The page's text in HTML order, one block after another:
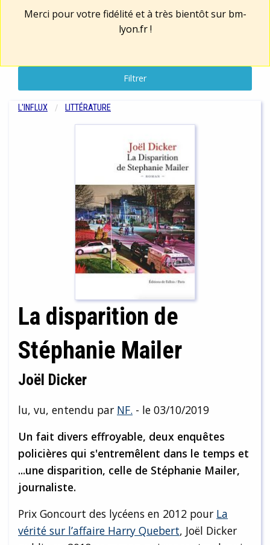
Merci pour votre fidélité et à très bientôt sur bm-
lyon.fr!
Filtrer
L'INFLUX LITTÉRATURE
La disparition de
Stéphanie Mailer
Joël Dicker
lu, vu, entendu par NF. - le 03/10/2019
Un fait divers effroyable, deux enquêtes
policières qui s'entremêlent dans le temps et
...une disparition, celle de Stéphanie Mailer,
journaliste.
Prix Goncourt des lycéens en 2012 pour La
vérité sur l’affaire Harry Quebert, Joël Dicker